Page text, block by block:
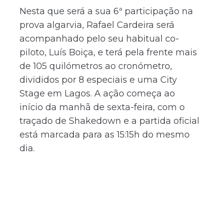
Nesta que será a sua 6ª participação na
prova algarvia, Rafael Cardeira será
acompanhado pelo seu habitual co-
piloto, Luís Boiça, e terá pela frente mais
de 105 quilómetros ao cronómetro,
divididos por 8 especiais e uma City
Stage em Lagos. A ação começa ao
início da manhã de sexta-feira, com o
traçado de Shakedown e a partida oficial
está marcada para as 15:15h do mesmo
dia.